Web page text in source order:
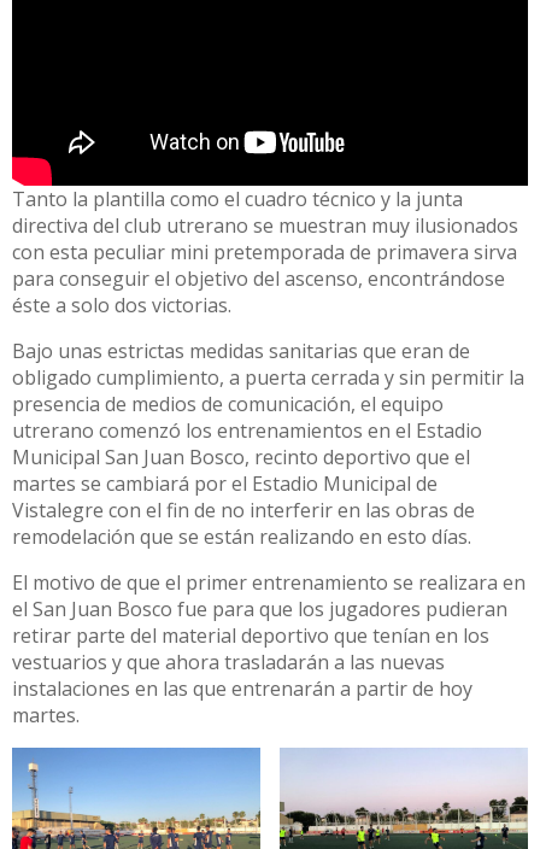
Tanto la plantilla como el cuadro técnico y la junta
directiva del club utrerano se muestran muy ilusionados
con esta peculiar mini pretemporada de primavera sirva
para conseguir el objetivo del ascenso, encontrándose
éste a solo dos victorias.
Bajo unas estrictas medidas sanitarias que eran de
obligado cumplimiento, a puerta cerrada y sin permitir la
presencia de medios de comunicación, el equipo
utrerano comenzó los entrenamientos en el Estadio
Municipal San Juan Bosco, recinto deportivo que el
martes se cambiará por el Estadio Municipal de
Vistalegre con el fin de no interferir en las obras de
remodelación que se están realizando en esto días.
El motivo de que el primer entrenamiento se realizara en
el San Juan Bosco fue para que los jugadores pudieran
retirar parte del material deportivo que tenían en los
vestuarios y que ahora trasladarán a las nuevas
instalaciones en las que entrenarán a partir de hoy
martes.